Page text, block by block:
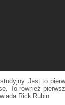
Jest to
To również
Rick Rubin.